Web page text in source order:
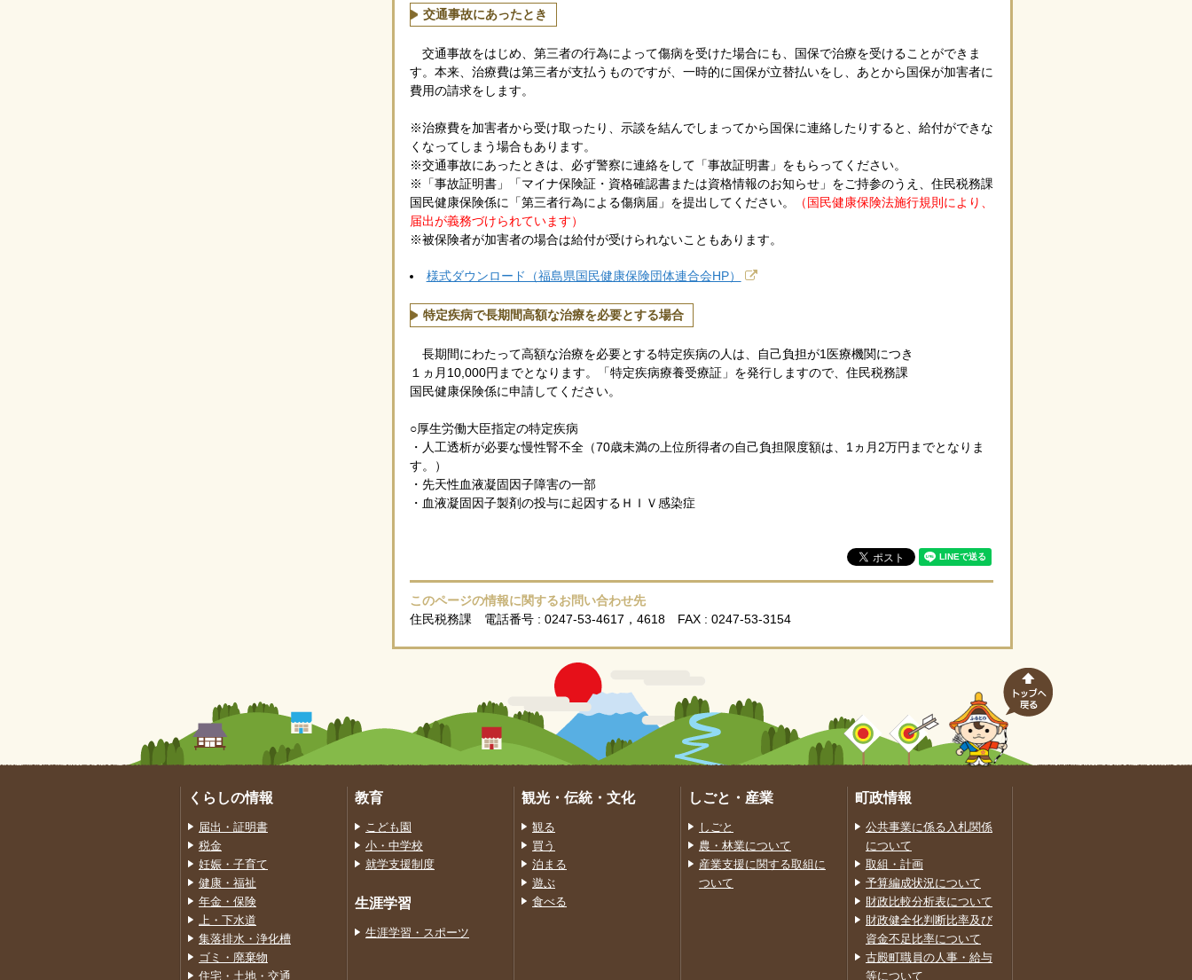
交通事故にあったとき
交通事故をはじめ、第三者の行為によって傷病を受けた場合にも、国保で治療を受けることができま
す。本来、治療費は第三者が支払うものですが、一時的に国保が立替払いをし、あとから国保が加害者に
費用の請求をします。
※治療費を加害者から受け取ったり、示談を結んでしまってから国保に連絡したりすると、給付ができな
くなってしまう場合もあります。
※交通事故にあったときは、必ず警察に連絡をして「事故証明書」をもらってください。
※「事故証明書」「マイナ保険証・資格確認書または資格情報のお知らせ」をご持参のうえ、住民税務課
国民健康保険係に「第三者行為による傷病届」を提出してください。
（国民健康保険法施行規則により、
届出が義務づけられています）
※被保険者が加害者の場合は給付が受けられないこともあります。
様式ダウンロード（福島県国民健康保険団体連合会HP）
特定疾病で長期間高額な治療を必要とする場合
長期間にわたって高額な治療を必要とする特定疾病の人は、自己負担が1医療機関につき
１ヵ月10,000円までとなります。「特定疾病療養受療証」を発行しますので、住民税務課
国民健康保険係に申請してください。
○厚生労働大臣指定の特定疾病
・人工透析が必要な慢性腎不全（70歳未満の上位所得者の自己負担限度額は、1ヵ月2万円までとなりま
す。）
・先天性血液凝固因子障害の一部
・血液凝固因子製剤の投与に起因するＨＩＶ感染症
このページの情報に関するお問い合わせ先
住民税務課 電話番号 : 0247-53-4617，4618 FAX : 0247-53-3154
くらしの情報
届出・証明書
税金
妊娠・子育て
健康・福祉
年金・保険
上・下水道
集落排水・浄化槽
ゴミ・廃棄物
住宅・土地・交通
教育
こども園
小・中学校
就学支援制度
生涯学習
生涯学習・スポーツ
観光・伝統・文化
観る
買う
泊まる
遊ぶ
食べる
しごと・産業
しごと
農・林業について
産業支援に関する取組に
ついて
町政情報
公共事業に係る入札関係
について
取組・計画
予算編成状況について
財政比較分析表について
財政健全化判断比率及び
資金不足比率について
古殿町職員の人事・給与
等について